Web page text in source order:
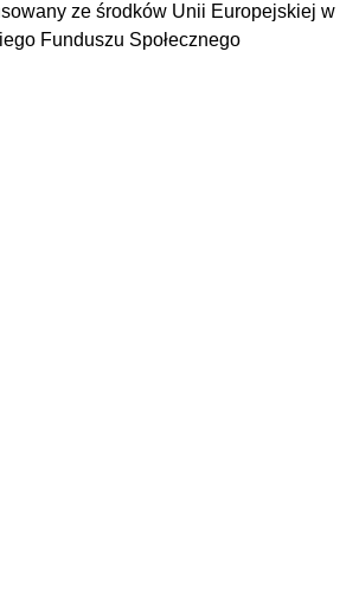
ze środków Unii Europejskiej w
Funduszu Społecznego